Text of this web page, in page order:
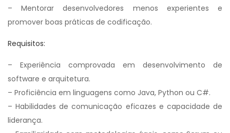
– Mentorar desenvolvedores menos experientes e
promover boas práticas de codificação.
Requisitos:
– Experiência comprovada em desenvolvimento de
software e arquitetura.
– Proficiência em linguagens como Java, Python ou C#.
– Habilidades de comunicação eficazes e capacidade de
liderança.